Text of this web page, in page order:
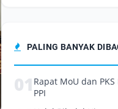
PALING BANYAK
01 Rapat MoU dan
PPI